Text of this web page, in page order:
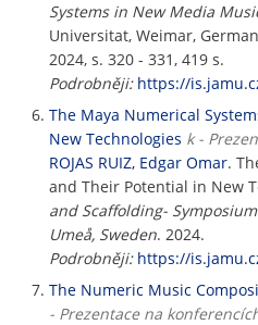
Systems in New Media
Universitat, Weimar,
2024, s. 320 - 331, 419 s.
Podrobněji: https://
The Maya Numerical
New Technologies k -
ROJAS RUIZ, Edgar Omar.
and Their Potential in New
and Scaffolding-
Umeå, Sweden. 2024.
Podrobněji: https://
The Numeric Music
- Prezentace na